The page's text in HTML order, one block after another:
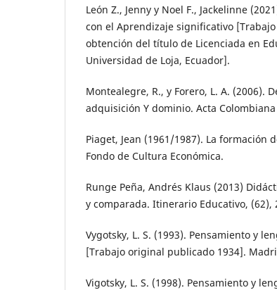
León Z., Jenny y Noel F., Jackelinne
con el Aprendizaje significativo
obtención del título de Licenciada en
Universidad de Loja, Ecuador].
Montealegre, R., y Forero, L. A. (2006).
adquisición Y dominio. Acta
Piaget, Jean (1961/1987). La formación
Fondo de Cultura Económica.
Runge Peña, Andrés Klaus (2013)
y comparada. Itinerario Educativo, (62),
Vygotsky, L. S. (1993). Pensamiento y
[Trabajo original publicado 1934].
Vigotsky, L. S. (1998). Pensamiento y